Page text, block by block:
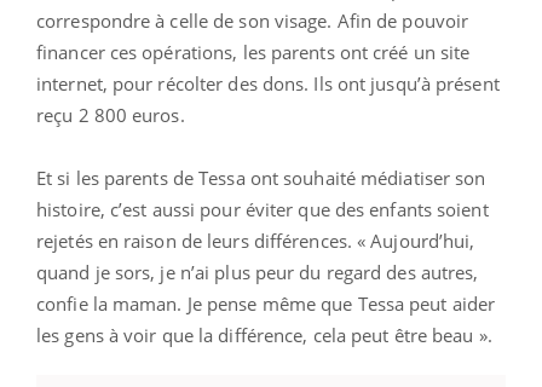
correspondre à celle de son visage. Afin de pouvoir
financer ces opérations, les parents ont créé un site
internet, pour récolter des dons. Ils ont jusqu’à présent
reçu 2 800 euros.
Et si les parents de Tessa ont souhaité médiatiser son
histoire, c’est aussi pour éviter que des enfants soient
rejetés en raison de leurs différences. « Aujourd’hui,
quand je sors, je n’ai plus peur du regard des autres,
confie la maman. Je pense même que Tessa peut aider
les gens à voir que la différence, cela peut être beau ».